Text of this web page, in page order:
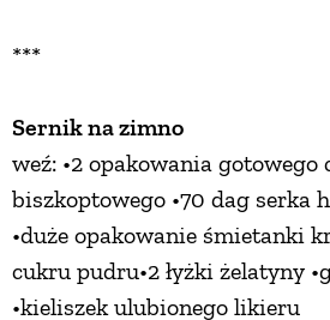
***
Sernik na zimno
weź: •2 opakowania gotowego
biszkoptowego •70 dag serka
•duże opakowanie śmietanki
cukru pudru•2 łyżki żelatyny
•kieliszek ulubionego likieru